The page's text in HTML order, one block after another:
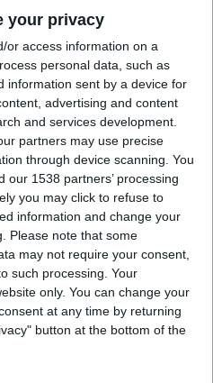
your privacy
or access information on a
personal data, such as
information sent by a device for
advertising and content
and services development.
partners may use precise
through device scanning. You
our 1538 partners’ processing
you may click to refuse to
information and change your
Please note that some
may not require your consent,
such processing. Your
only. You can change your
at any time by returning
button at the bottom of the
ce qu’elle va faire très
de jeu, les Rouge et Blanc
réalisation de Maghnes
un peu malchanceuse
but monégasque est parti
près de la ligne de
a pu servir de relais pour
est véritablement clé.